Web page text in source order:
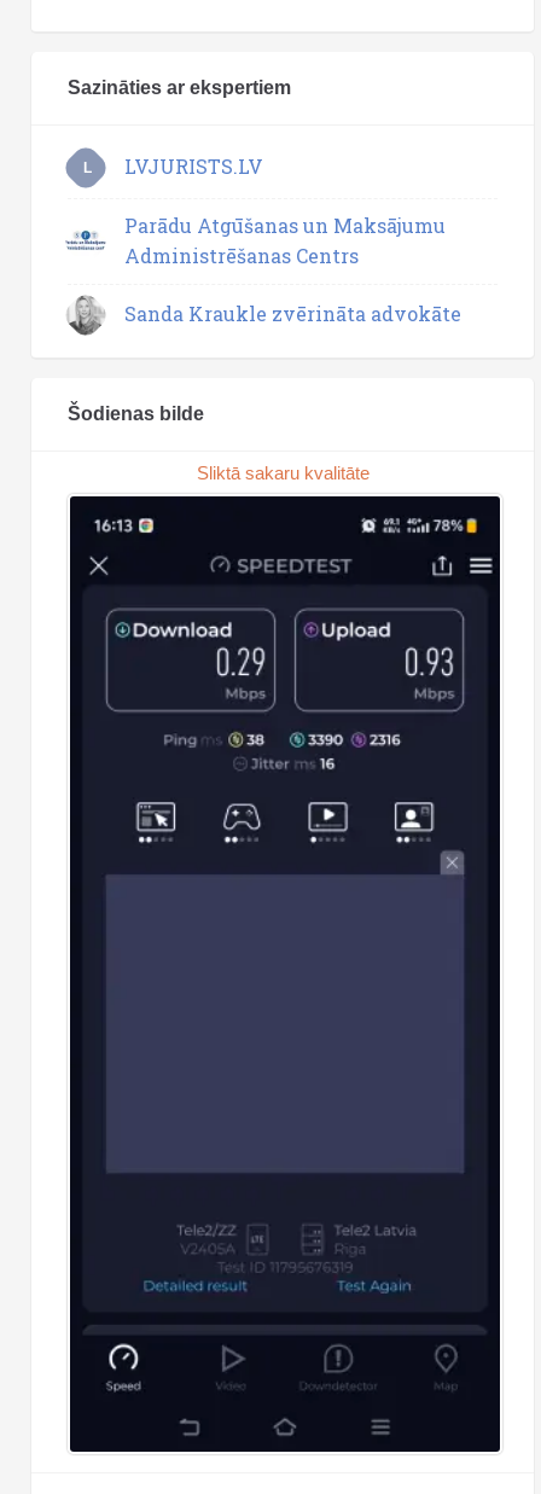
Sazināties ar ekspertiem
L LVJURISTS.LV
Parādu Atgūšanas un Maksājumu
Administrēšanas Centrs
Sanda Kraukle zvērināta advokāte
Šodienas bilde
Sliktā sakaru kvalitāte